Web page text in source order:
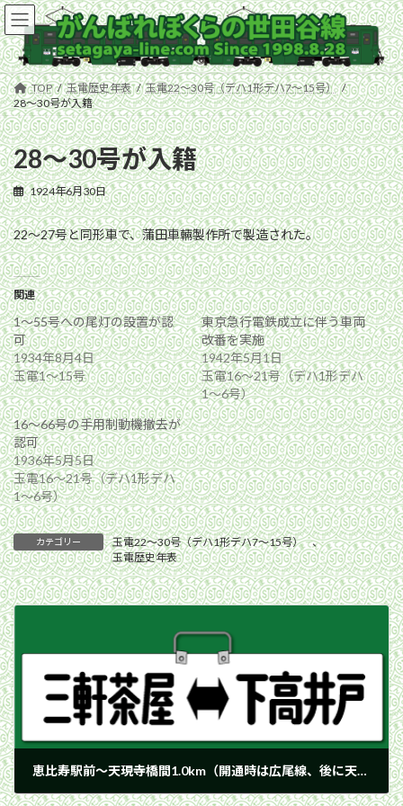
コ
ン
テ
ン
ツ
へ
ス
キ
ッ
プ
ナ
ビ
ゲ
ー
シ
ョ
ン
に
移
動
TOP 玉電歴史年表
玉電22〜30号（デハ1形デハ7〜15号）
28〜30号が入籍
28〜30号が入籍
1924年6月30日
22〜27号と同形車で、蒲田車輛製作所で製造された。
関連
1〜55号への尾灯の設置が認
可
1934年8月4日
玉電1〜15号
東京急行電鉄成立に伴う車両
改番を実施
1942年5月1日
玉電16〜21号（デハ1形デハ
1〜6号）
16〜66号の手用制動機撤去が
認可
1936年5月5日
玉電16〜21号（デハ1形デハ
1〜6号）
カテゴリー 玉電22〜30号（デハ1形デハ7〜15号）
、
玉電歴史年表
恵比寿駅前〜天現寺橋間1.0km（開通時は広尾線、後に天現寺線と呼称）が開通
1924年5月21日